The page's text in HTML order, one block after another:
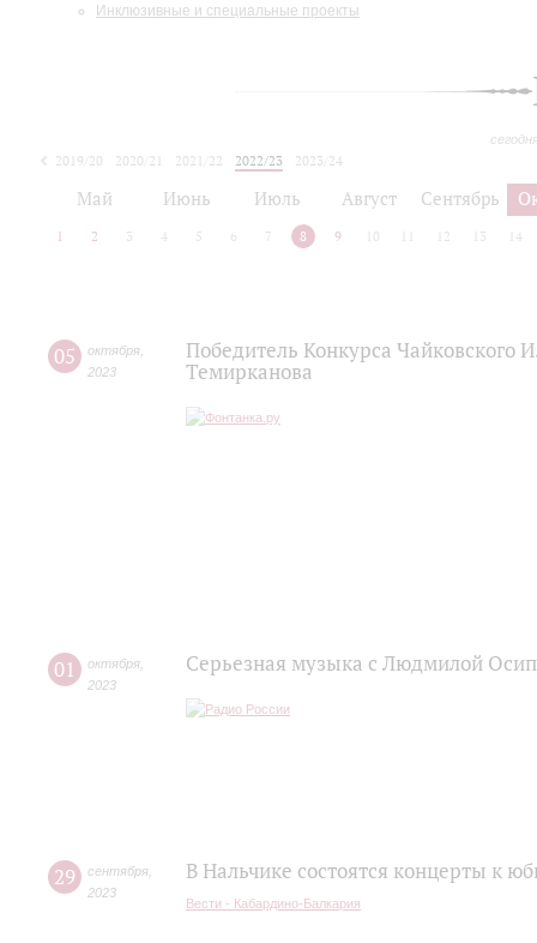
Инклюзивные и специальные проекты
2019/20 2020/21 2021/22 2022/23
2023/24
Май Июнь Июль Август Сентябрь
1 2 3 4 5 6 7 8 9 10 12 13 14
05 октября
2023
Победитель Конкурса
Темирканова
01 октября
2023
Серьезная музыка с Людмилой
29 сентября
2023
В Нальчике состоятся концерты к
Вести - Кабардино-Балкария